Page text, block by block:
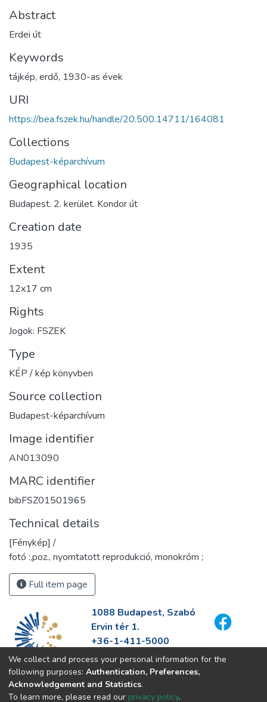
Abstract
Erdei út
Keywords
tájkép, erdő, 1930-as évek
URI
https://bea.fszek.hu/handle/20.500.14711/164081
Collections
Budapest-képarchívum
Geographical location
Budapest. 2. kerület. Kondor út
Creation date
1935
Extent
12x17 cm
Rights
Jogok: FSZEK
Type
KÉP / kép könyvben
Source collection
Budapest-képarchívum
Image identifier
AN013090
MARC identifier
bibFSZ01501965
Technical details
[Fénykép] /
fotó :,poz., nyomtatott reprodukció, monokróm ;
Full item page
1088 Budapest, Szabó
Ervin tér 1.
+36-1-411-5000
info@fszek.hu
https://fszek.hu
We collect and process your personal information for the
following purposes: Authentication, Preferences,
Acknowledgement and Statistics.
To learn more, please read our privacy policy.